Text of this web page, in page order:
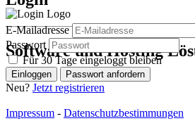
Software und Hosting
E-Mailadresse
Passwort
Für 30 Tage eingeloggt bleiben
Einloggen Passwort anfordern
Neu? Jetzt registrieren
Impressum - Datenschutzbestimmungen